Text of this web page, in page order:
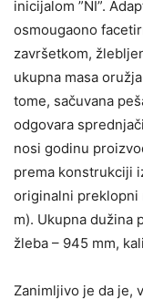
inicijalom ”NI”.
osmougaono
završetkom,
ukupna masa
tome, sačuvana
odgovara
nosi godinu
prema konstrukciji
originalni preklopni
m). Ukupna dužina
žleba – 945 mm,
Zanimljivo je da je,